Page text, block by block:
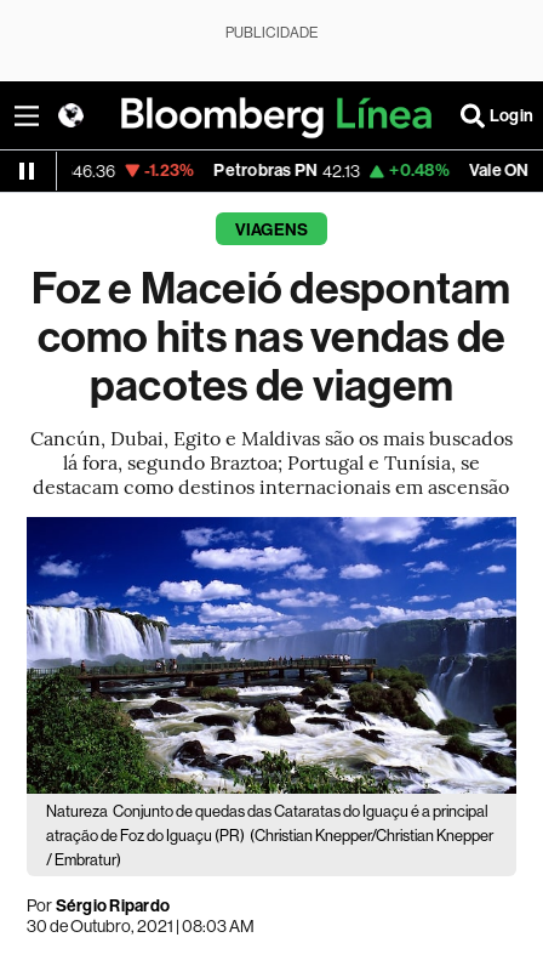
PUBLICIDADE
Login
-1.23% Petrobras PN 42.13 +0.48% Vale ON 75.39 -
VIAGENS
Foz e Maceió despontam
como hits nas vendas de
pacotes de viagem
Cancún, Dubai, Egito e Maldivas são os mais buscados
lá fora, segundo Braztoa; Portugal e Tunísia, se
destacam como destinos internacionais em ascensão
Natureza Conjunto de quedas das Cataratas do Iguaçu é a principal
atração de Foz do Iguaçu (PR) (Christian Knepper/Christian Knepper
/ Embratur)
PorSérgio Ripardo
30 de Outubro, 2021 | 08:03 AM